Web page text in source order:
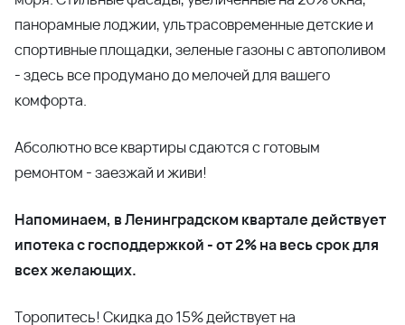
панорамные лоджии, ультрасовременные детские и
спортивные площадки, зеленые газоны с автополивом
- здесь все продумано до мелочей для вашего
комфорта.
Абсолютно все квартиры сдаются с готовым
ремонтом - заезжай и живи!
Напоминаем, в Ленинградском квартале действует
ипотека с господдержкой - от 2% на весь срок для
всех желающих.
Торопитесь! Скидка до 15% действует на